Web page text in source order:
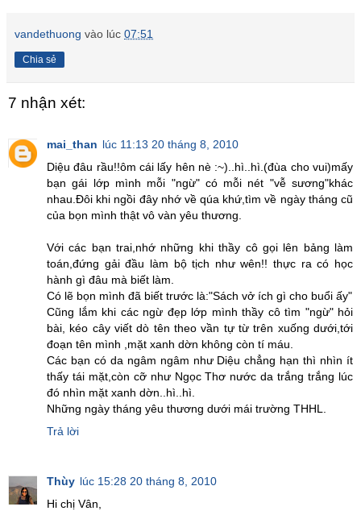
vandethuong vào lúc 07:51
Chia sẻ
7 nhận xét:
mai_than lúc 11:13 20 tháng 8, 2010
Diệu đâu rầu!!ôm cái lấy hên nè :~)..hì..hì.(đùa cho vui)mấy
bạn gái lớp mình mỗi "ngừ" có mỗi nét "vễ sương"khác
nhau.Đôi khi ngồi đây nhớ về qúa khứ,tìm về ngày tháng cũ
của bọn mình thật vô vàn yêu thương.
Với các bạn trai,nhớ những khi thầy cô gọi lên bảng làm
toán,đứng gải đầu làm bộ tịch như wên!! thực ra có học
hành gì đâu mà biết làm.
Có lẽ bọn mình đã biết trước là:"Sách vở ích gì cho buổi ấy"
Cũng lắm khi các ngừ đẹp lớp mình thầy cô tìm "ngừ" hỏi
bài, kéo cây viết dò tên theo vần tự từ trên xuống dưới,tới
đoạn tên mình ,mặt xanh dờn không còn tí máu.
Các bạn có da ngâm ngâm như Diệu chẳng hạn thì nhìn ít
thấy tái mặt,còn cỡ như Ngọc Thơ nước da trắng trắng lúc
đó nhìn mặt xanh dờn..hì..hì.
Những ngày tháng yêu thương dưới mái trường THHL.
Trả lời
Thùy lúc 15:28 20 tháng 8, 2010
Hi chị Vân,